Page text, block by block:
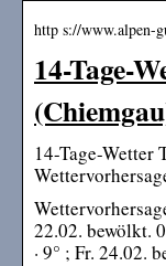
http s://www.alpen-
14-Tage-
14-Tage-Wetter
22.02. bewölkt.
· 9° ; Fr. 24.02.